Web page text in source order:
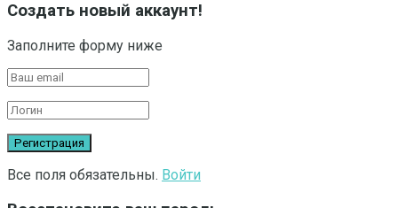
Создать новый аккаунт!
Заполните форму ниже
Все поля обязательны. Войти